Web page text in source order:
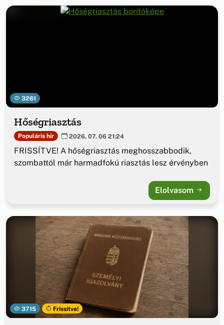
3261
Hőségriasztás
Populáris hír 2026. 07. 06 21:24
FRISSÍTVE! A hőségriasztás meghosszabbodik,
szombattól már harmadfokú riasztás lesz érvényben
Elolvasom
3715 Frissítve!